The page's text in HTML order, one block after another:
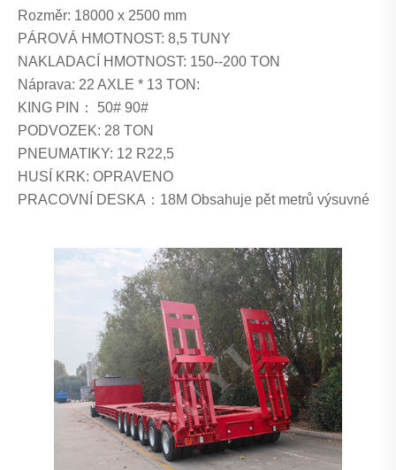
Rozměr: 18000 x 2500 mm
PÁROVÁ HMOTNOST: 8,5 TUNY
NAKLADACÍ HMOTNOST: 150--200 TON
Náprava: 22 AXLE * 13 TON:
KING PIN： 50# 90#
PODVOZEK: 28 TON
PNEUMATIKY: 12 R22,5
HUSÍ KRK: OPRAVENO
PRACOVNÍ DESKA：18M Obsahuje pět metrů výsuvné